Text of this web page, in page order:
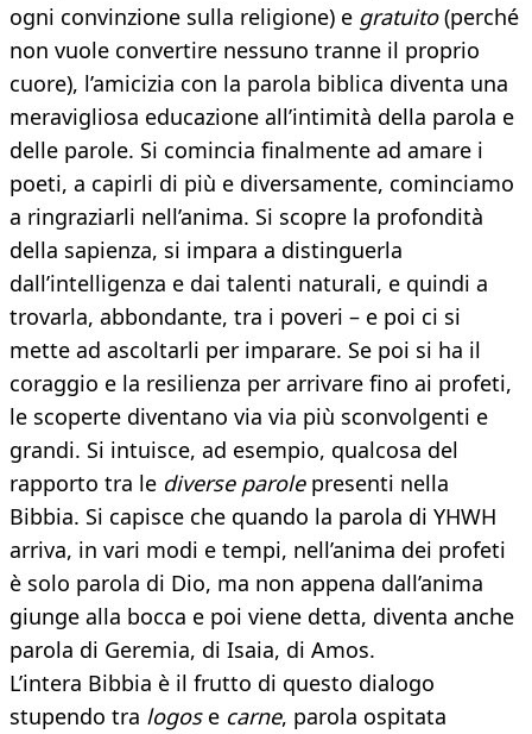
ogni convinzione sulla religione) e gratuito(perché
non vuole convertire nessuno tranne il proprio
cuore), l’amicizia con la parola biblica diventa una
meravigliosa educazione all’intimità della parola e
delle parole. Si comincia finalmente ad amare i
poeti, a capirli di più e diversamente, cominciamo
a ringraziarli nell’anima. Si scopre la profondità
della sapienza, si impara a distinguerla
dall’intelligenza e dai talenti naturali, e quindi a
trovarla, abbondante, tra i poveri – e poi ci si
mette ad ascoltarli per imparare. Se poi si ha il
coraggio e la resilienza per arrivare fino ai profeti,
le scoperte diventano via via più sconvolgenti e
grandi. Si intuisce, ad esempio, qualcosa del
rapporto tra le diverse parolepresenti nella
Bibbia. Si capisce che quando la parola di YHWH
arriva, in vari modi e tempi, nell’anima dei profeti
è solo parola di Dio, ma non appena dall’anima
giunge alla bocca e poi viene detta, diventa anche
parola di Geremia, di Isaia, di Amos.
L’intera Bibbia è il frutto di questo dialogo
stupendo tra logose carne, parola ospitata